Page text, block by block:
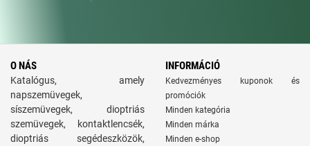
O NÁS
Katalógus, amely
napszemüvegek,
síszemüvegek, dioptriás
szemüvegek, kontaktlencsék,
dioptriás segédeszközök,
INFORMÁCIÓ
Kedvezményes kuponok és
promóciók
Minden kategória
Minden márka
Minden e-shop